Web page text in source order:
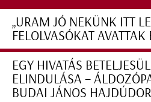
„URAM JÓ NEKÜNK ITT
FELOLVASÓKAT
EGY HIVATÁS
ELINDULÁSA –
BUDAI JÁNOS